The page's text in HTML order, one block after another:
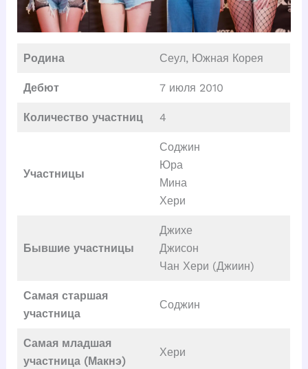
Родина Сеул, Южная Корея
Дебют 7 июля 2010
Количество участниц 4
Участницы
Соджин
Юра
Мина
Хери
Бывшие участницы
Джихе
Джисон
Чан Хери (Джиин)
Самая старшая
участница
Соджин
Самая младшая
участница (Макнэ)
Хери